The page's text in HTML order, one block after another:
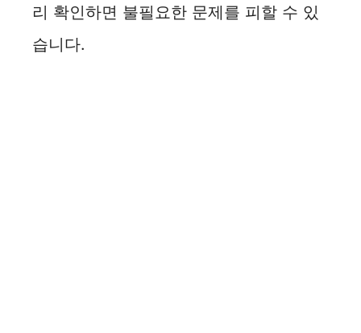
리 확인하면 불필요한 문제를 피할 수 있
습니다.